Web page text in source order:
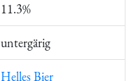
11.3%
untergärig
Helles Bier